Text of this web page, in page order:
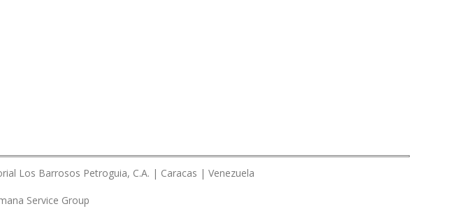
Los Barrosos Petroguia, C.A. | Caracas | Venezuela
Service Group